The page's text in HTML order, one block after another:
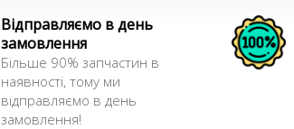
Відправляємо в день
замовлення
Більше 90% запчастин в
наявності, тому ми
відправляємо в день
замовлення!